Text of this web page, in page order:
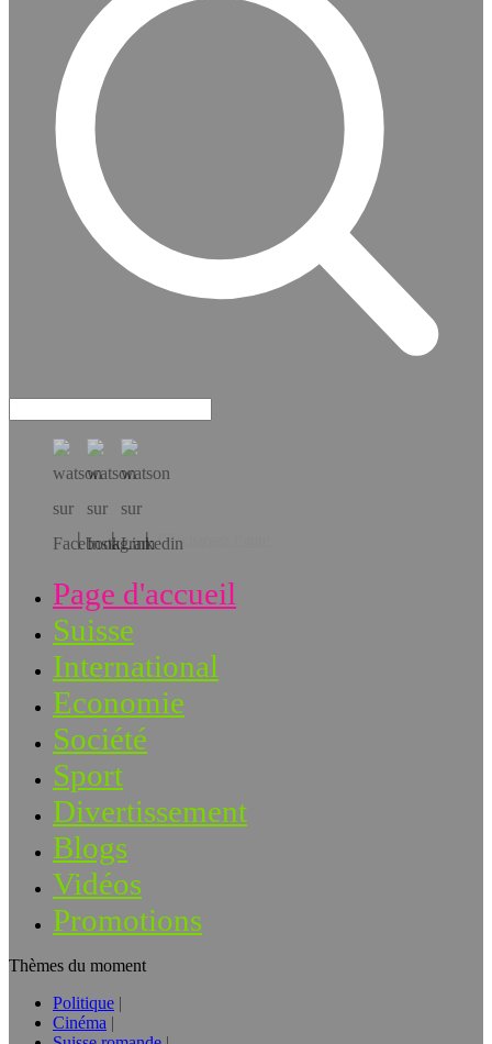
Téléchargez l’app!
Page d'accueil
Suisse
International
Economie
Société
Sport
Divertissement
Blogs
Vidéos
Promotions
Thèmes du moment
Politique
Cinéma